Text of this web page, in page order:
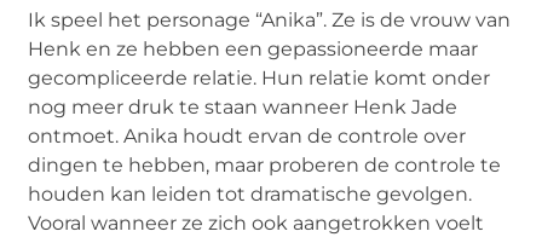
Ik speel het personage “Anika”. Ze is de vrouw van
Henk en ze hebben een gepassioneerde maar
gecompliceerde relatie. Hun relatie komt onder
nog meer druk te staan wanneer Henk Jade
ontmoet. Anika houdt ervan de controle over
dingen te hebben, maar proberen de controle te
houden kan leiden tot dramatische gevolgen.
Vooral wanneer ze zich ook aangetrokken voelt